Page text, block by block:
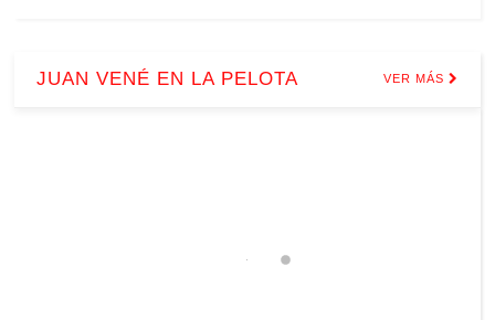
JUAN VENÉ EN LA PELOTA VER MÁS